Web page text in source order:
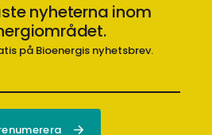
nyheterna inom
på Bioenergis nyhetsbrev.